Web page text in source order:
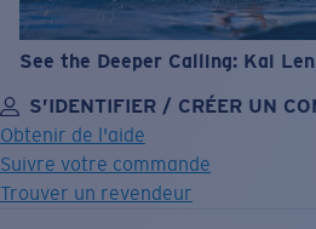
See the Deeper Calling: Kai
S’IDENTIFIER / CRÉER UN
Obtenir de l'aide
Suivre votre commande
Trouver un revendeur